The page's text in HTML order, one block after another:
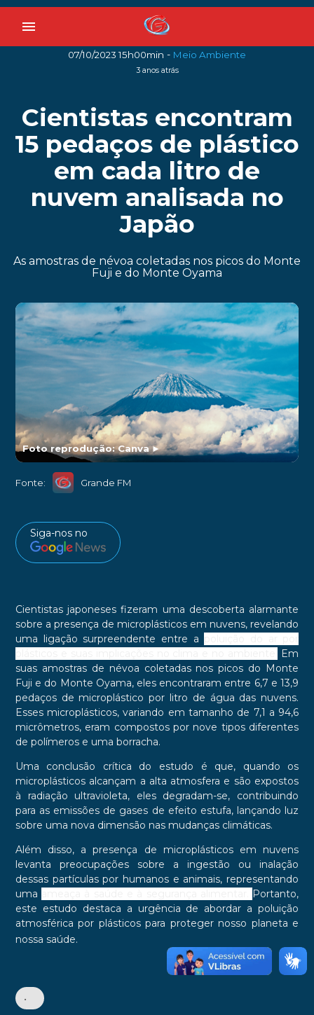
menu
07/10/2023 15h00min - Meio Ambiente
3 anos atrás
Cientistas encontram
15 pedaços de plástico
em cada litro de
nuvem analisada no
Japão
As amostras de névoa coletadas nos picos do Monte
Fuji e do Monte Oyama
Foto reprodução: Canva►
Fonte: Grande FM
Siga-nos no
Cientistas japoneses fizeram uma descoberta alarmante
sobre a presença de microplásticos em nuvens, revelando
uma ligação surpreendente entre a
Em
suas amostras de névoa coletadas nos picos do Monte
Fuji e do Monte Oyama, eles encontraram entre 6,7 e 13,9
pedaços de microplástico por litro de água das nuvens.
Esses microplásticos, variando em tamanho de 7,1 a 94,6
micrômetros, eram compostos por nove tipos diferentes
de polímeros e uma borracha.
Uma conclusão crítica do estudo é que, quando os
microplásticos alcançam a alta atmosfera e são expostos
à radiação ultravioleta, eles degradam-se, contribuindo
para as emissões de gases de efeito estufa, lançando luz
sobre uma nova dimensão nas mudanças climáticas.
Além disso, a presença de microplásticos em nuvens
levanta preocupações sobre a ingestão ou inalação
dessas partículas por humanos e animais, representando
uma
Portanto,
este estudo destaca a urgência de abordar a poluição
atmosférica por plásticos para proteger nosso planeta e
nossa saúde.
•